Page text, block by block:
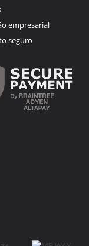
empresarial
seguro